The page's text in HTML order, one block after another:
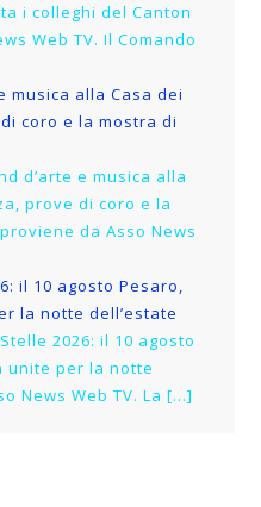
i colleghi del Canton
Web TV. Il Comando
musica alla Casa dei
coro e la mostra di
d’arte e musica alla
prove di coro e la
da Asso News
il 10 agosto Pesaro,
la notte dell’estate
2026: il 10 agosto
unite per la notte
News Web TV. La […]